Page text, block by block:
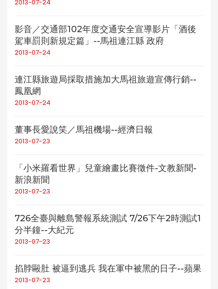
2013-07-24
影音／交通部102年度交通安全宣導影片「酒後
駕車罰則新規定篇」--馬祖連江縣 政府
2013-07-24
連江縣旅遊局採取措施加大馬祖旅遊宣傳行銷--
鳳凰網
2013-07-24
董事長愛說笑／馬祖機場--經濟日報
2013-07-23
「小米羅看世界」兒童繪畫比賽徵件-文教新聞-
新浪新聞
2013-07-23
726全臺與離島警報系統測試 7/26下午2時測試1
分半鐘--大紀元
2013-07-23
掐脖毆肚 被逼到逃兵 我在軍中被黑的日子--蘋果
2013-07-23